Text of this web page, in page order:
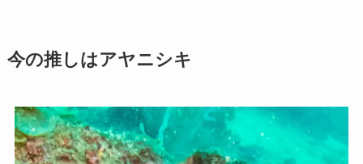
今の推しはアヤニシキ